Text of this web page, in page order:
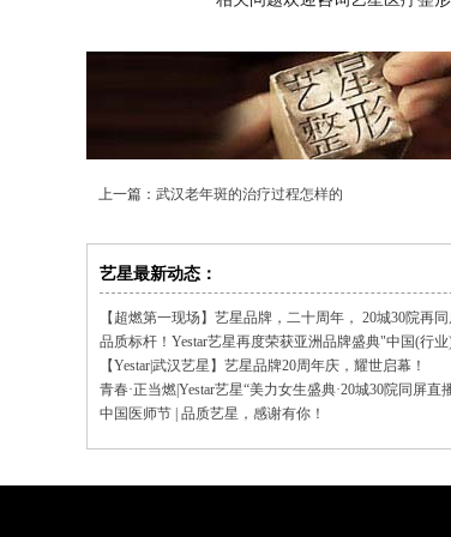
上一篇： 武汉老年斑的治疗过程怎样的
艺星最新动态：
【超燃第一现场】艺星品牌，二十周年， 20城30院再同
品质标杆！Yestar艺星再度荣获亚洲品牌盛典"中国(行
品牌"
【Yestar|武汉艺星】艺星品牌20周年庆，耀世启幕！
青春·正当燃|Yestar艺星“美力女生盛典·20城30院同屏直
聚，品质同行！
中国医师节 | 品质艺星，感谢有你！